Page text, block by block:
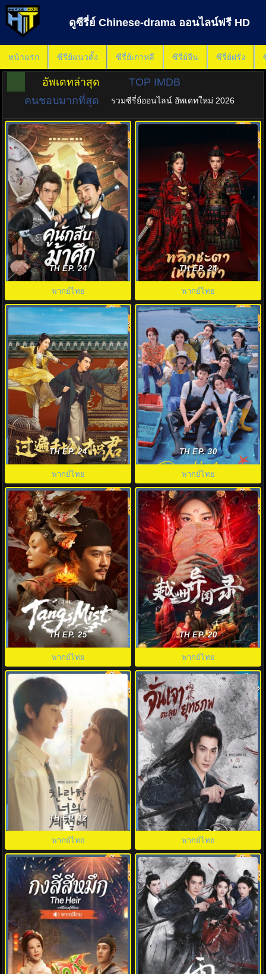
ดูซีรี่ย์ Chinese-drama ออนไลน์ฟรี HD
หน้าแรก ซีรีย์แนวตั้ง ซีรี่ย์เกาหลี ซีรี่ย์จีน ซีรี่ย์ฝรั่ง
อัพเดทล่าสุด
TOP IMDB
คนชอบมากที่สุด
รวมซีรี่ย์ออนไลน์ อัพเดทใหม่ 2026
ดูซีรี่ย์ Detective Duo: Maiden
and Horseman คู่นักสืบม้าศึก
(พากย์ไทย)
พากย์ไทย
TH EP. 24
พากย์ไทย
พลิกชะตาเหนือฟ้า (2026) Ashes
to Crown พากย์ไทย EP.1-24 จบ
พากย์ไทย
TH EP. 24
พากย์ไทย
A Thousand Miles to Your Heart
ซับไทย คู่หูไขคดีแห่งราชสำนัก
7.0 พากย์ไทย
TH EP. 24
พากย์ไทย
ดูซีรี่ย์จีน Dazzling ซับไทย (2026)
พราว EP.1-30 (จบ)
พากย์ไทย
TH EP. 30
พากย์ไทย
The Tang Mist S1 ซับไทย (2026)
หมอกปริศนาแห่งราชวงศ์ถัง ภาค1
9.0 พากย์ไทย
TH EP. 25
พากย์ไทย
อาถรรพ์คดีวิกลเยว่โจว (2025)
Yuezhou Phantom Tales พากย์
ไทย
8.5 พากย์ไทย
TH EP. 20
พากย์ไทย
ในวันที่หัวใจส่องแสง In Your
Radiant Season 2026 พากย์ไทย
8.0 พากย์ไทย
TH EP. 12
พากย์ไทย
จั่นเจาตะลุยยุทธภพ (2026) Zhan
Zhao Adventures พากย์ไทย
5.0 ซับไทย
พากย์ไทย
9.0 พากย์ไทย 5.0 พากย์ไทย